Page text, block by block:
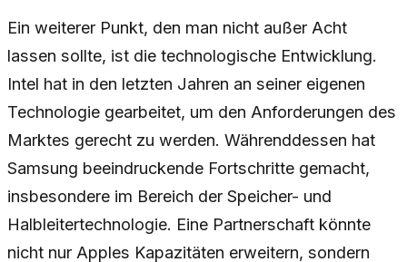
Ein weiterer Punkt, den man nicht außer Acht
lassen sollte, ist die technologische Entwicklung.
Intel hat in den letzten Jahren an seiner eigenen
Technologie gearbeitet, um den Anforderungen des
Marktes gerecht zu werden. Währenddessen hat
Samsung beeindruckende Fortschritte gemacht,
insbesondere im Bereich der Speicher- und
Halbleitertechnologie. Eine Partnerschaft könnte
nicht nur Apples Kapazitäten erweitern, sondern